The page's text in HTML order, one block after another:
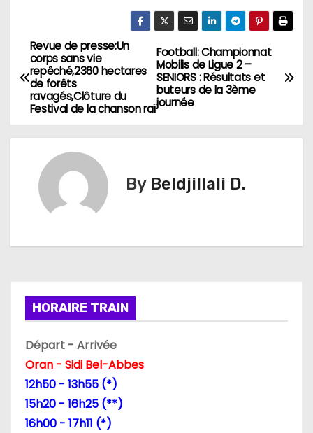
N
a
v
i
o
n
d
e
Football: Championnat
Mobilis de Ligue 2 –
SENIORS : Résultats et
buteurs de la 3ème
journée
Revue de presse:Un
corps sans vie
repêché,2360 hectares
de forêts
ravagés,Clôture du
Festival de la chanson raï
By Beldjillali D.
HORAIRE TRAIN
Départ - Arrivée
Oran - Sidi Bel-Abbes
12h50 - 13h55 (*)
15h20 - 16h25 (**)
16h00 - 17h11 (*)